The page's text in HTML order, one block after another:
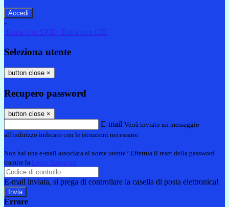
-
Entra con SPID
Entra con CIE
Seleziona utente
button close ×
Recupero password
button close ×
E-mail Verrà inviato un messaggio
all'indirizzo indicato con le istruzioni necessarie.
Non hai una e-mail associata al nome utente? Effettua il reset della password
tramite la Login Spaggiari
E-mail inviata, si prega di controllare la casella di posta elettronica!
Errore